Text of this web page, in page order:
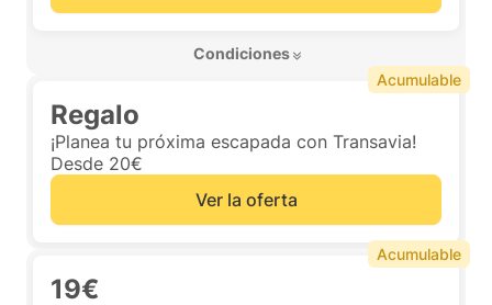
Condiciones
Regalo
¡Planea tu próxima escapada con Transavia!
Desde 20€
Ver la oferta
Acumulable
19€
Acumulable